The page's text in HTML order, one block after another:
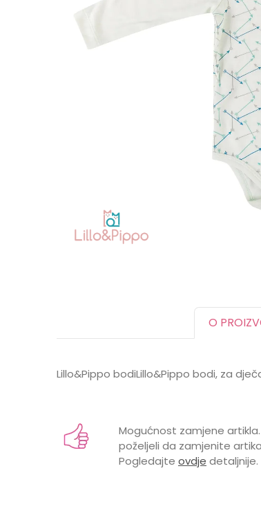
O
Lillo&Pippo bodiLillo&Pippo bodi, za
Brend
LILLO&PIPPO
0 mjeseci,
Mogućnost zamjene
poželjeli da zamjenite
Pogledajte ovdje detaljnije.